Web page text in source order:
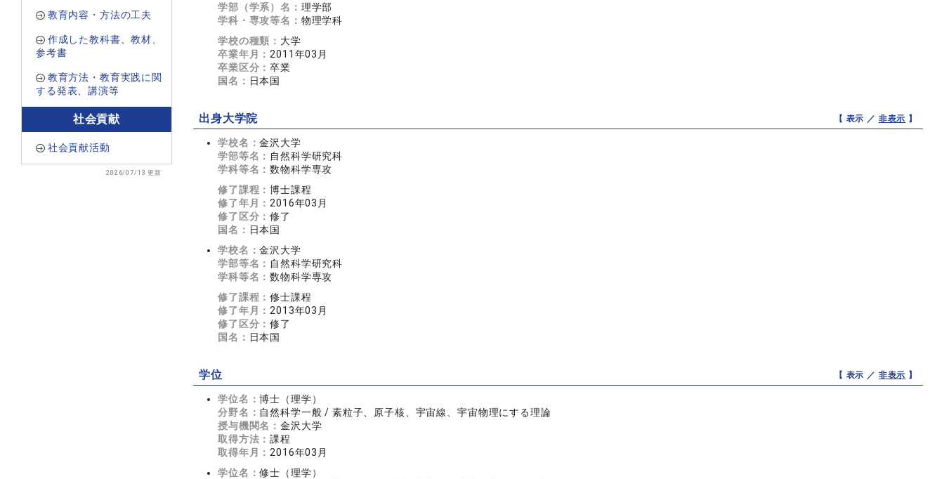
教育内容・方法の工夫
作成した教科書、教材、
参考書
教育方法・教育実践に関
する発表、講演等
社会貢献
社会貢献活動
2026/07/13 更新
学部（学系）名： 理学部
学科・専攻等名： 物理学科
学校の種類： 大学
卒業年月： 2011年03月
卒業区分：卒業
国名： 日本国
出身大学院 【 表示 ／ 非表示 】
学校名：金沢大学
学部等名： 自然科学研究科
学科等名：数物科学専攻
修了課程：博士課程
修了年月： 2016年03月
修了区分：修了
国名： 日本国
学校名：金沢大学
学部等名： 自然科学研究科
学科等名：数物科学専攻
修了課程：修士課程
修了年月： 2013年03月
修了区分：修了
国名： 日本国
学位 【 表示 ／ 非表示 】
学位名：博士（理学）
分野名： 自然科学一般 / 素粒子、原子核、宇宙線、宇宙物理にする理論
授与機関名：金沢大学
取得方法：課程
取得年月： 2016年03月
学位名：修士（理学）